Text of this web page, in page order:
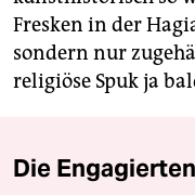
Fresken in der
sondern nur
religiöse Spuk ja
Die